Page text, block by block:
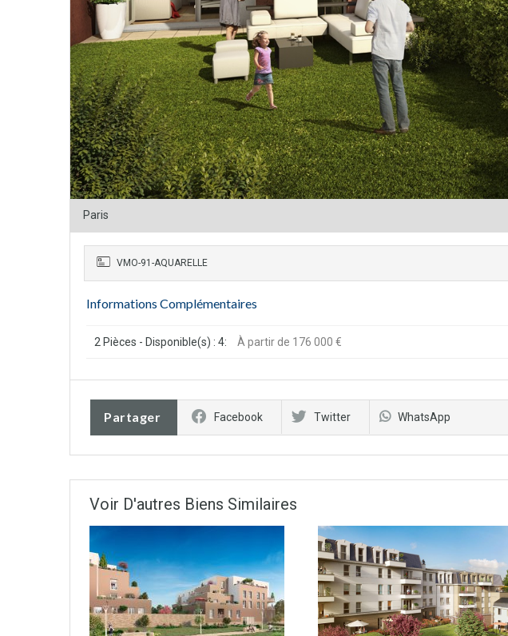
Paris
VMO-91-AQUARELLE
Informations Complémentaires
2 Pièces - Disponible(s) : 4: À partir de 176 000 €
Partager Facebook Twitter WhatsApp
Voir D'autres Biens Similaires